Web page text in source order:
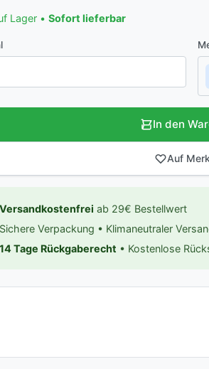
Lager • Sofort lieferbar
In den
Auf
Versandkostenfrei ab 29€ Bestellwert
Sichere Verpackung • Klimaneutraler
14 Tage Rückgaberecht • Kostenlose